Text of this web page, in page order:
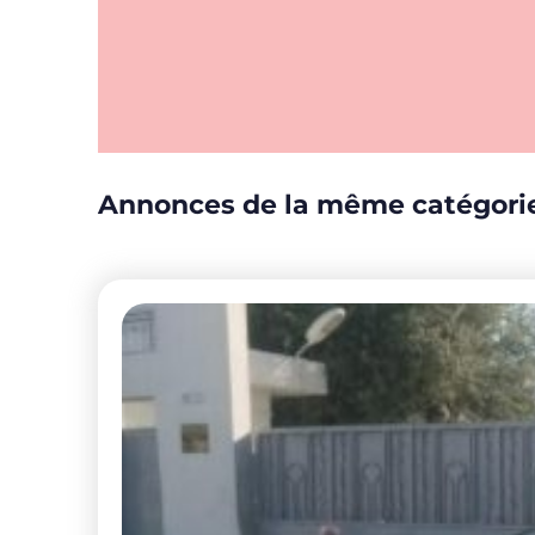
Annonces de la même